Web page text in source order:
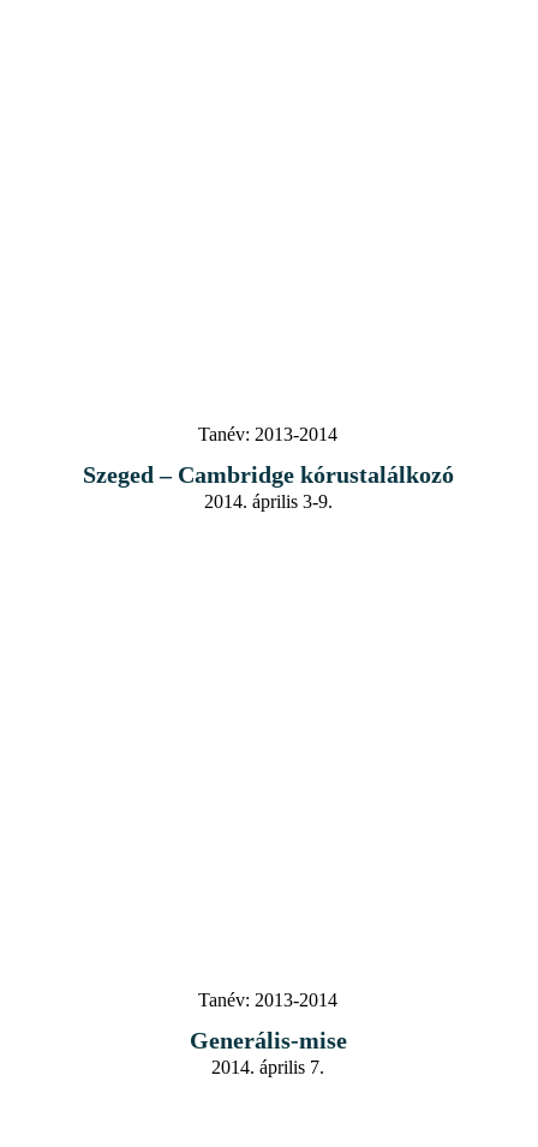
Tanév: 2013-2014
Szeged – Cambridge kórustalálkozó
2014. április 3-9.
Tanév: 2013-2014
Generális-mise
2014. április 7.